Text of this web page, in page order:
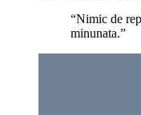
“Nimic de
minunata.”